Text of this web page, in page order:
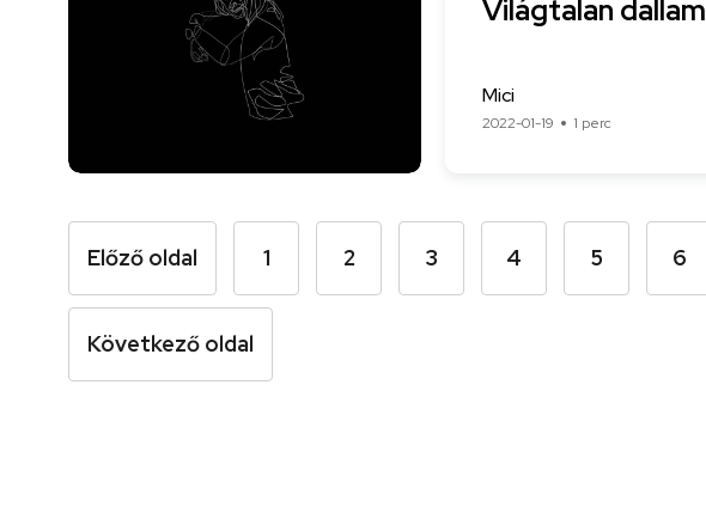
Világtalan dallam
Mici
2022-01-19 1 perc
Előző oldal 1 2 3 4 5 6
Következő oldal